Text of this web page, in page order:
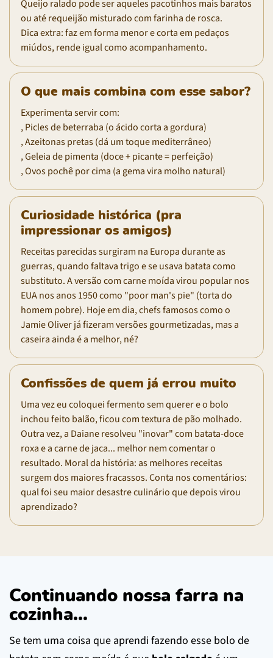
Queijo ralado pode ser aqueles pacotinhos mais baratos
ou até requeijão misturado com farinha de rosca.
Dica extra: faz em forma menor e corta em pedaços
miúdos, rende igual como acompanhamento.
O que mais combina com esse sabor?
Experimenta servir com:
, Picles de beterraba (o ácido corta a gordura)
, Azeitonas pretas (dá um toque mediterrâneo)
, Geleia de pimenta (doce + picante = perfeição)
, Ovos pochê por cima (a gema vira molho natural)
Curiosidade histórica (pra
impressionar os amigos)
Receitas parecidas surgiram na Europa durante as
guerras, quando faltava trigo e se usava batata como
substituto. A versão com carne moída virou popular nos
EUA nos anos 1950 como "poor man's pie" (torta do
homem pobre). Hoje em dia, chefs famosos como o
Jamie Oliver já fizeram versões gourmetizadas, mas a
caseira ainda é a melhor, né?
Confissões de quem já errou muito
Uma vez eu coloquei fermento sem querer e o bolo
inchou feito balão, ficou com textura de pão molhado.
Outra vez, a Daiane resolveu "inovar" com batata-doce
roxa e a carne de jaca... melhor nem comentar o
resultado. Moral da história: as melhores receitas
surgem dos maiores fracassos. Conta nos comentários:
qual foi seu maior desastre culinário que depois virou
aprendizado?
Continuando nossa farra na
cozinha...
Se tem uma coisa que aprendi fazendo esse bolo de